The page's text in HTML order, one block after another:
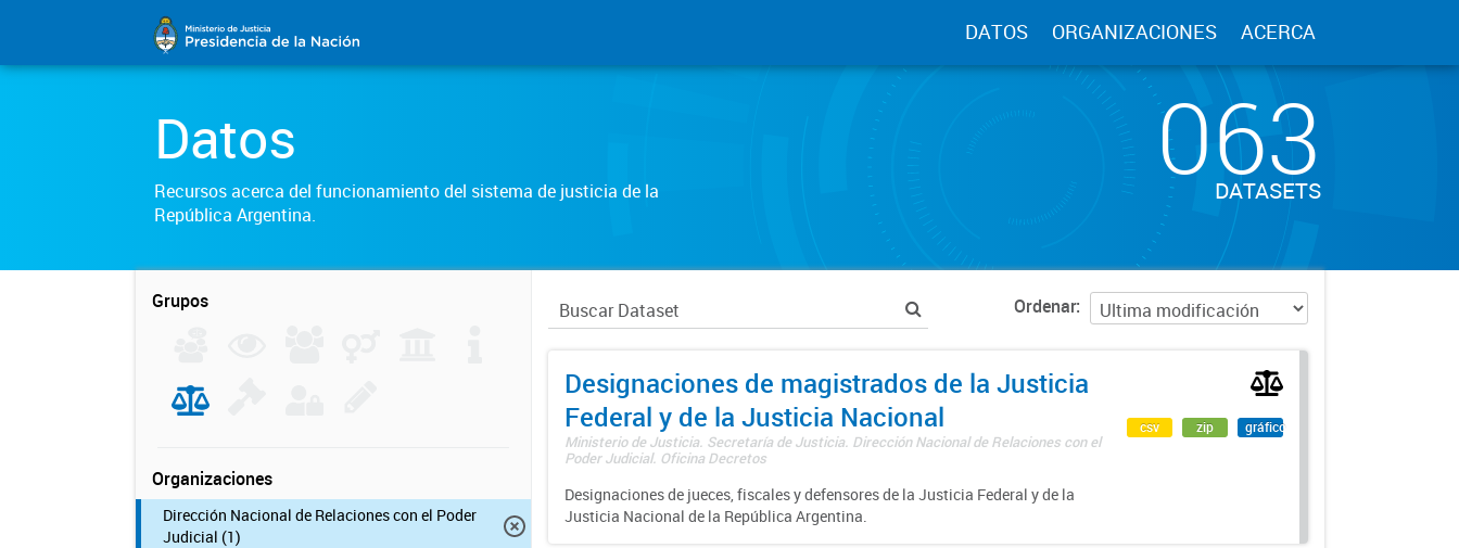
DATOS ORGANIZACIONES ACERCA
Datos
Recursos acerca del funcionamiento del sistema de justicia de la
República Argentina.
063
DATASETS
Grupos
Organizaciones
Dirección Nacional de Relaciones con el Poder
Judicial (1)
Ordenar
Designaciones de magistrados de la Justicia
Federal y de la Justicia Nacional
Ministerio de Justicia. Secretaría de Justicia. Dirección Nacional de Relaciones con el
Poder Judicial. Oficina Decretos
Designaciones de jueces, fiscales y defensores de la Justicia Federal y de la
Justicia Nacional de la República Argentina.
csv zip gráfico